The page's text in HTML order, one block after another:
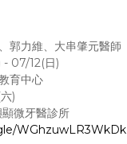
郭力維、大串肇元醫師
07/12(日)
育中心
)
微牙醫診所